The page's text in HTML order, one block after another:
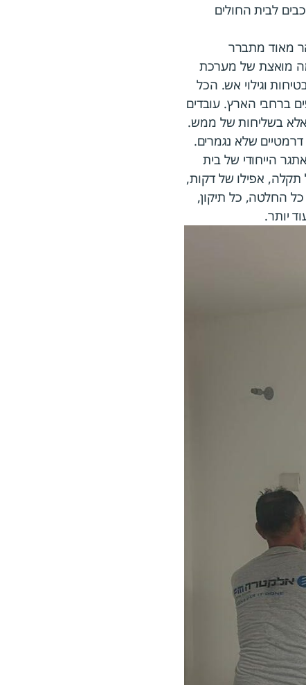
לבית החולים
מאוד מתברר
מואצת של מערכת
וגילוי אש. הכל
ברחבי הארץ. עובדים
בשליחות של ממש.
שלא נגמרים.
הייחודי של בית
תקלה, אפילו של דקות,
החלטה, כל תיקון,